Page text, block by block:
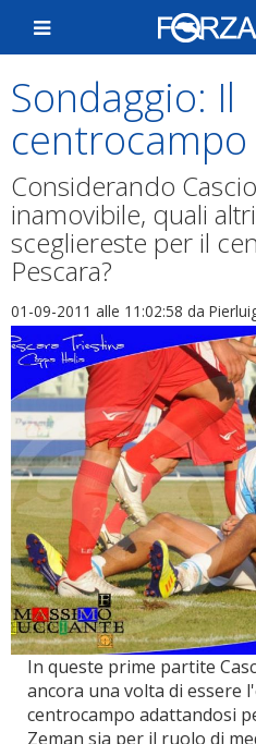
Sondaggio: Il
Considerando
inamovibile, quali
scegliereste per il
Pescara?
01-09-2011 alle 11:02:58 da
In queste prime partite
ancora una volta di essere
centrocampo adattandosi
Zeman sia per il ruolo di